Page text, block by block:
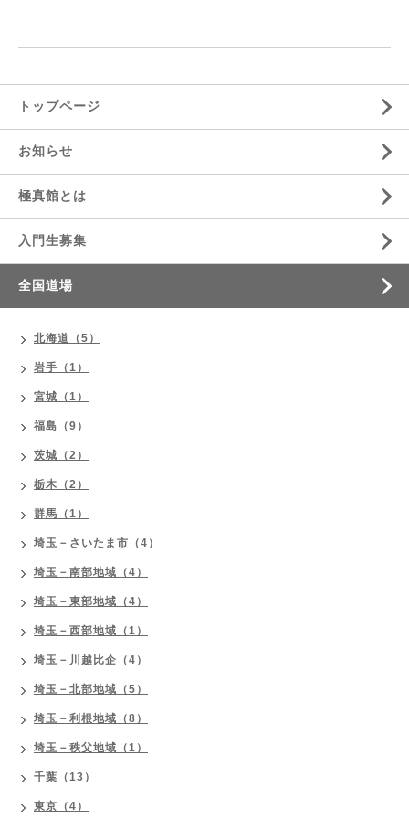
トップページ
お知らせ
極真館とは
入門生募集
全国道場
北海道（5）
岩手（1）
宮城（1）
福島（9）
茨城（2）
栃木（2）
群馬（1）
埼玉－さいたま市（4）
埼玉－南部地域（4）
埼玉－東部地域（4）
埼玉－西部地域（1）
埼玉－川越比企（4）
埼玉－北部地域（5）
埼玉－利根地域（8）
埼玉－秩父地域（1）
千葉（13）
東京（4）